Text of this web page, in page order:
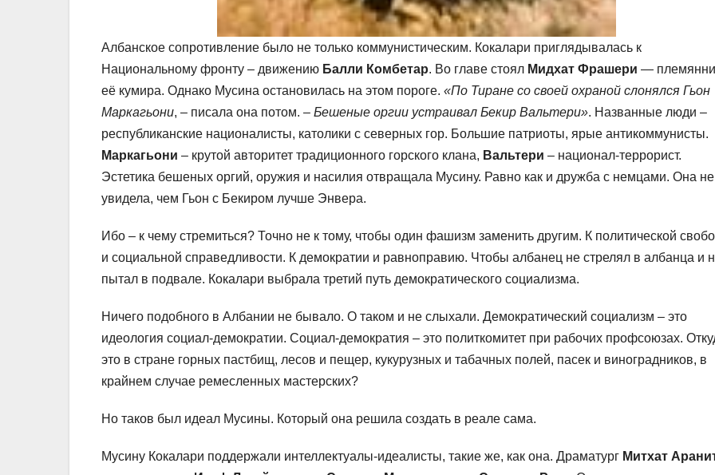
Албанское сопротивление было не только коммунистическим. Кокалари приглядывалась к
Национальному фронту – движению Балли Комбетар. Во главе стоял Мидхат Фрашери —
её кумира. Однако Мусина остановилась на этом пороге. «По Тиране со своей охраной слонялся Гьон
Маркагьони, – писала она потом. – Бешеные оргии устраивал Бекир Вальтери». Названные люди –
республиканские националисты, католики с северных гор. Большие патриоты, ярые антикоммунисты.
Маркагьони – крутой авторитет традиционного горского клана, Вальтери – национал-террорист.
Эстетика бешеных оргий, оружия и насилия отвращала Мусину. Равно как и дружба с немцами. Она не
увидела, чем Гьон с Бекиром лучше Энвера.
Ибо – к чему стремиться? Точно не к тому, чтобы один фашизм заменить другим. К политической
и социальной справедливости. К демократии и равноправию. Чтобы албанец не стрелял в албанца и
пытал в подвале. Кокалари выбрала третий путь демократического социализма.
Ничего подобного в Албании не бывало. О таком и не слыхали. Демократический социализм – это
идеология социал-демократии. Социал-демократия – это политкомитет при рабочих профсоюзах.
это в стране горных пастбищ, лесов и пещер, кукурузных и табачных полей, пасек и виноградников, в
крайнем случае ремесленных мастерских?
Но таков был идеал Мусины. Который она решила создать в реале сама.
Мусину Кокалари поддержали интеллектуалы-идеалисты, такие же, как она. Драматург Митхат